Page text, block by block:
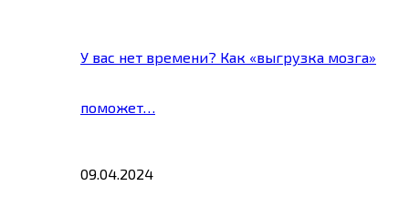
У вас нет времени? Как «выгрузка мозга»
поможет…
09.04.2024